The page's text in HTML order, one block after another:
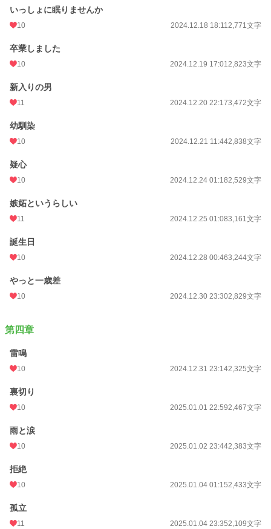
いっしょに眠りませんか
10 2024.12.18 18:112,771文字
卒業しました
10 2024.12.19 17:012,823文字
新入りの男
11 2024.12.20 22:173,472文字
幼馴染
10 2024.12.21 11:442,838文字
疑心
10 2024.12.24 01:182,529文字
嫉妬というらしい
11 2024.12.25 01:083,161文字
誕生日
10 2024.12.28 00:463,244文字
やっと一歳差
10 2024.12.30 23:302,829文字
第四章
雷鳴
10 2024.12.31 23:142,325文字
裏切り
10 2025.01.01 22:592,467文字
雨と涙
10 2025.01.02 23:442,383文字
拒絶
10 2025.01.04 01:152,433文字
孤立
11 2025.01.04 23:352,109文字